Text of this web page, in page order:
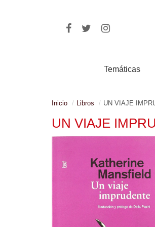
Temáticas
Inicio Libros UN VIAJE
UN VIAJE